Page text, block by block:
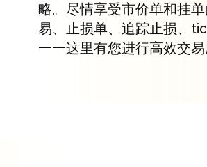
略。尽情享受市价单和挂
易、止损单、追踪止损、
——这里有您进行高效交易